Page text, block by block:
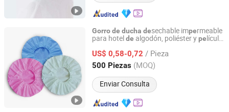
Gorrode ducha desechable impermeable
para hotelde algodón, poliéster ypelícula
US$ 0,58-0,72 / Pieza
500 Piezas (MOQ)
Enviar Consulta
Ningbo Multi Channel Co., Ltd.
Zhejiang, China Desde 2023